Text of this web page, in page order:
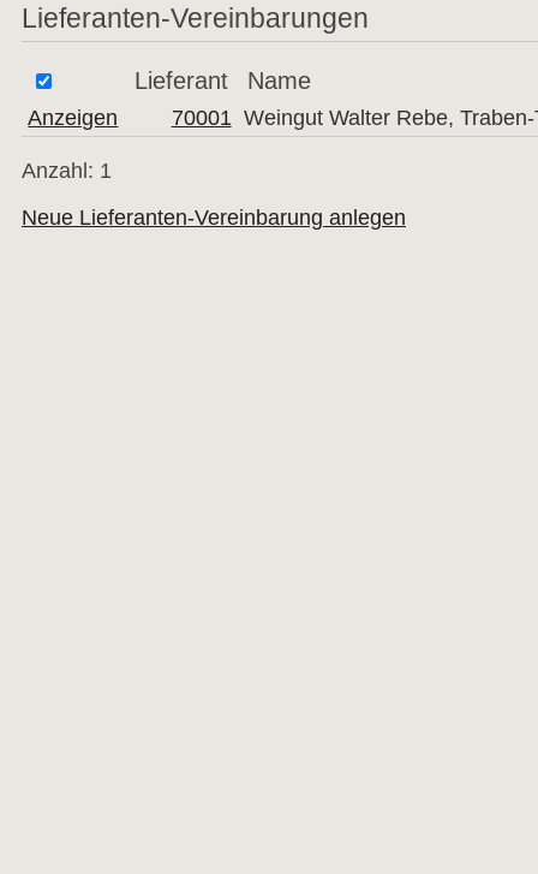
Lieferanten-Vereinbarungen
Lieferant Name
Anzeigen 70001 Weingut Walter Rebe,
Anzahl: 1
Neue Lieferanten-Vereinbarung anlegen